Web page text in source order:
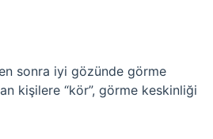
sonra iyi gözünde görme
kişilere “kör”, görme keskinliği